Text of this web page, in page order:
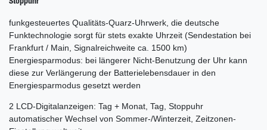
funkgesteuertes Qualitäts-Quarz-Uhrwerk, die deutsche
Funktechnologie sorgt für stets exakte Uhrzeit (Sendestation bei
Frankfurt / Main, Signalreichweite ca. 1500 km)
Energiesparmodus: bei längerer Nicht-Benutzung der Uhr kann
diese zur Verlängerung der Batterielebensdauer in den
Energiesparmodus gesetzt werden
2 LCD-Digitalanzeigen: Tag + Monat, Tag, Stoppuhr
automatischer Wechsel von Sommer-/Winterzeit, Zeitzonen-